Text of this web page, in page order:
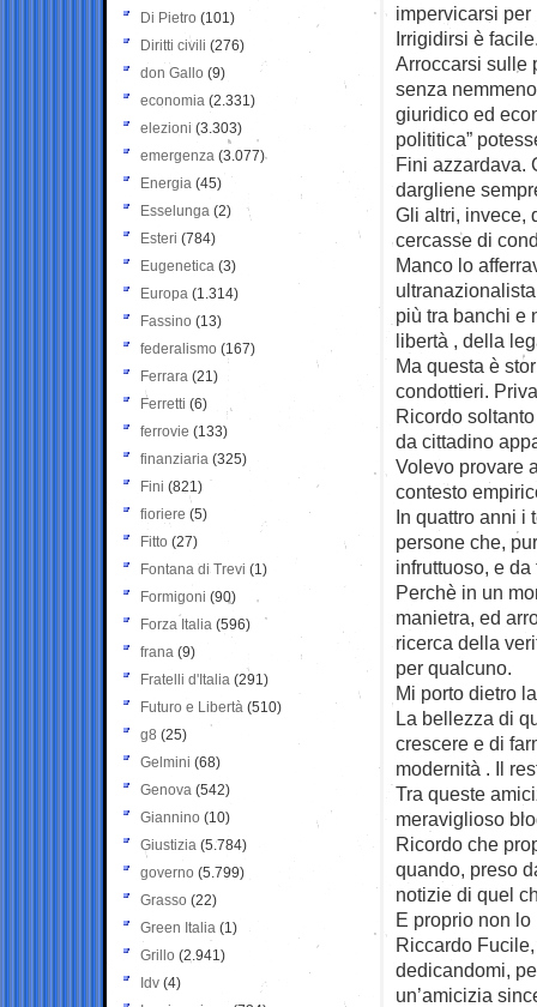
impervicarsi
Irrigidirsi è
Arroccarsi sulle
senza
giuridico ed
polititica”
Fini azzardava.
dargliene
Gli altri, invece,
cercasse di
Manco lo
più tra banchi e
libertà , della
Ma questa è
condottieri.
Ricordo
da cittadino
Volevo provare
contesto
In quattro anni i
persone che,
infruttuoso, e
Perchè in un
manietra, ed
ricerca della
per qualcuno.
Mi porto dietro
La bellezza di
crescere e di
modernità . Il
Tra queste
meraviglioso
Ricordo che
quando, preso
notizie di quel
E proprio non
Riccardo
dedicandomi,
un’amicizia
Di Pietro (101)
Diritti civili (276)
don Gallo (9)
economia (2.331)
elezioni (3.303)
emergenza (3.077)
Energia (45)
Esselunga (2)
Esteri (784)
Eugenetica (3)
Europa (1.314)
Fassino (13)
federalismo (167)
Ferrara (21)
Ferretti (6)
ferrovie (133)
finanziaria (325)
Fini (821)
fioriere (5)
Fitto (27)
Fontana di Trevi (1)
Formigoni (90)
Forza Italia (596)
frana (9)
Fratelli d'Italia (291)
Futuro e Libertà (510)
g8 (25)
Gelmini (68)
Genova (542)
Giannino (10)
Giustizia (5.784)
governo (5.799)
Grasso (22)
Green Italia (1)
Grillo (2.941)
Idv (4)